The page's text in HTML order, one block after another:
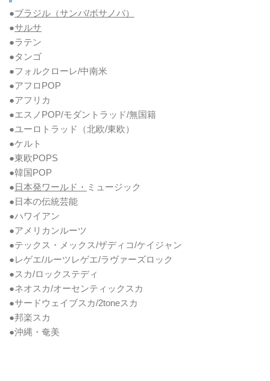
●ブラジル（サンバ/ボサノバ）
●サルサ
●ラテン
●タンゴ
●フォルクローレ/中南米
●アフロPOP
●アフリカ
●エスノPOP/モダントラッド/無国籍
●ユーロトラッド（北欧/東欧）
●ケルト
●東欧POPS
●韓国POP
●日本発ワールド・ ミュージック
●日本の伝統芸能
●ハワイアン
●アメリカンルーツ
●テックス・メックス/ザディコ/ケイジャン
●レゲエ/ルーツレゲエ/ラヴァーズロック
●スカ/ロックステディ
●ネオスカ/オーセンティックスカ
●サードウェイブスカ/2toneスカ
●邦楽スカ
●沖縄・奄美